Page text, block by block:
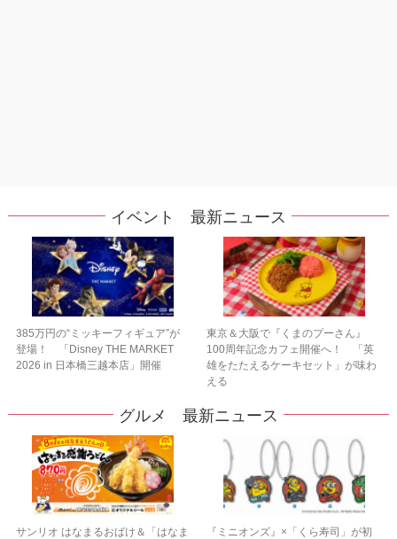
イベント 最新ニュース
385万円の“ミッキーフィギュア”が
登場！ 「Disney THE MARKET
2026 in 日本橋三越本店」開催
東京＆大阪で『くまのプーさん』
100周年記念カフェ開催へ！ 「英
雄をたたえるケーキセット」が味わ
える
グルメ 最新ニュース
サンリオ はなまるおばけ＆「はなま
『ミニオンズ』×「くら寿司」が初